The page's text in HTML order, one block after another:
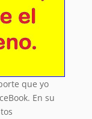
que yo
En su